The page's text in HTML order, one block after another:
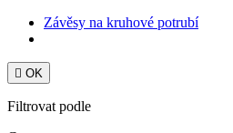
Závěsy na kruhové potrubí
 OK
Filtrovat podle